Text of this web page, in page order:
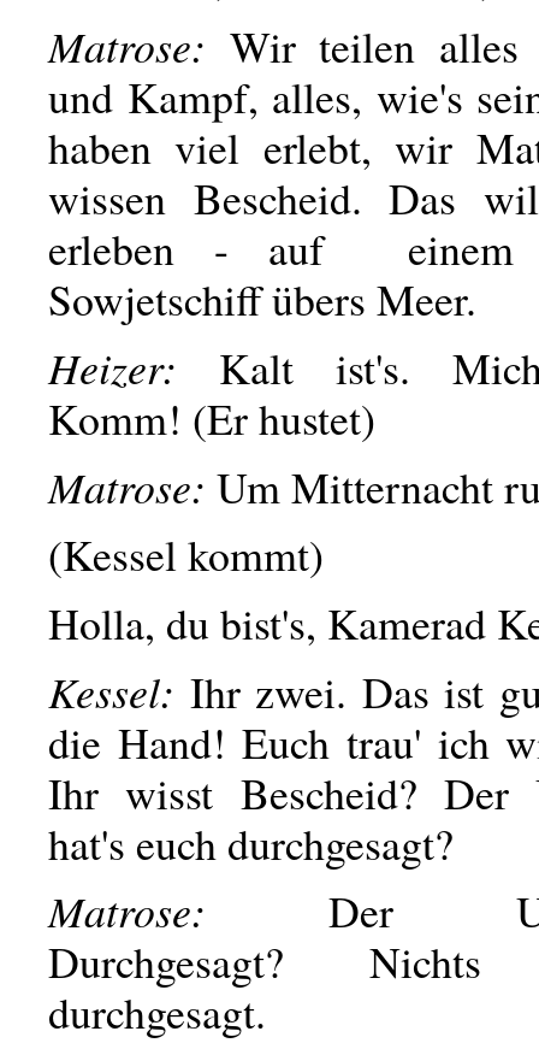
Matrose: Wir teilen
und Kampf, alles, wie's
haben viel erlebt, wir
wissen Bescheid. Das
erleben - auf einem
Sowjetschiff übers Meer.
Heizer: Kalt ist's.
Komm! (Er hustet)
Matrose: Um Mitternacht
(Kessel kommt)
Holla, du bist's, Kamerad
Kessel: Ihr zwei. Das ist
die Hand! Euch trau' ich
Ihr wisst Bescheid? Der
hat's euch durchgesagt?
Matrose: Der
Durchgesagt?
durchgesagt.